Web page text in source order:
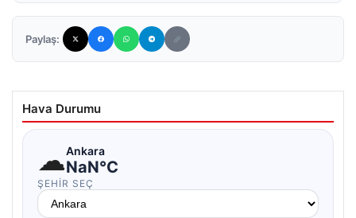
Paylaş:
Hava Durumu
☁Ankara
NaN°C
ŞEHIR SEÇ